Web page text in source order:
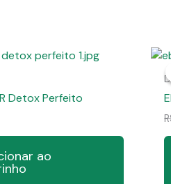
Detox Perfeito
ao